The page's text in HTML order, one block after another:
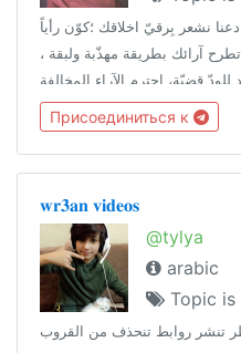
نشعر بِرقيّ اخلاقك ؛كوّن رأياً
آرائك بطريقة مهذّبة ولبقة ،
قضيّة، احترم الآراء المخالفة
Присоединиться к
𝐰𝐫𝟑𝐚𝐧 𝐯𝐢𝐝𝐞𝐨𝐬
@tylya
arabic
Topic
تنشر روابط تنحذف من القروب